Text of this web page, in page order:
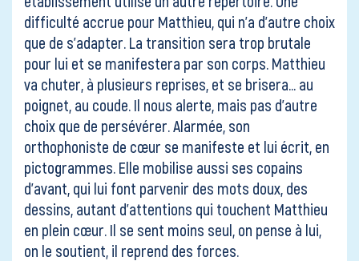
difficulté accrue pour Matthieu, qui n’a d’autre choix
que de s’adapter. La transition sera trop brutale
pour lui et se manifestera par son corps. Matthieu
va chuter, à plusieurs reprises, et se brisera… au
poignet, au coude. Il nous alerte, mais pas d’autre
choix que de persévérer. Alarmée, son
orthophoniste de cœur se manifeste et lui écrit, en
pictogrammes. Elle mobilise aussi ses copains
d’avant, qui lui font parvenir des mots doux, des
dessins, autant d’attentions qui touchent Matthieu
en plein cœur. Il se sent moins seul, on pense à lui,
on le soutient, il reprend des forces.